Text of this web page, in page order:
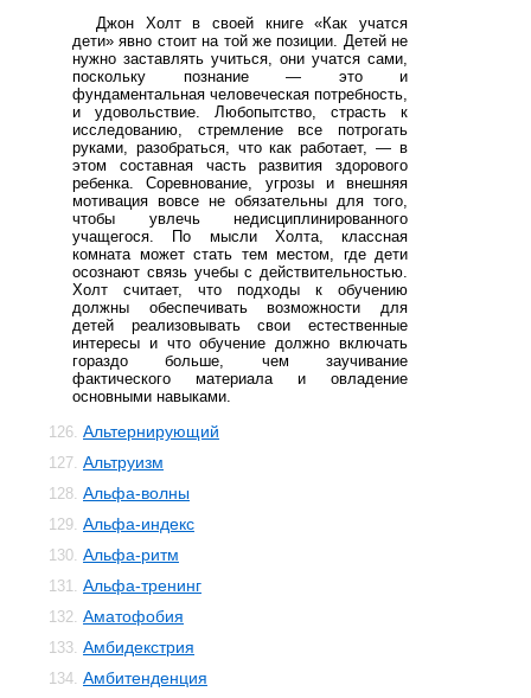
Джон Холт в своей книге «Как учатся
дети» явно стоит на той же позиции. Детей не
нужно заставлять учиться, они учатся сами,
поскольку познание — это и
фундаментальная человеческая потребность,
и удовольствие. Любопытство, страсть к
исследованию, стремление все потрогать
руками, разобраться, что как работает, — в
этом составная часть развития здорового
ребенка. Соревнование, угрозы и внешняя
мотивация вовсе не обязательны для того,
чтобы увлечь недисциплинированного
учащегося. По мысли Холта, классная
комната может стать тем местом, где дети
осознают связь учебы с действительностью.
Холт считает, что подходы к обучению
должны обеспечивать возможности для
детей реализовывать свои естественные
интересы и что обучение должно включать
гораздо больше, чем заучивание
фактического материала и овладение
основными навыками.
126. Альтернирующий
127. Альтруизм
128. Альфа-волны
129. Альфа-индекс
130. Альфа-ритм
131. Альфа-тренинг
132. Аматофобия
133. Амбидекстрия
134. Амбитенденция